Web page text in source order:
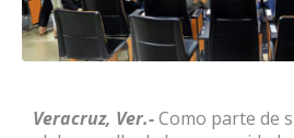
Veracruz, Ver.-Como parte de